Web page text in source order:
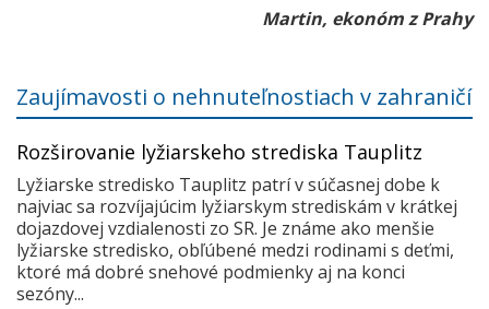
Martin, ekonóm z Prahy
Zaujímavosti o nehnuteľnostiach v zahraničí
Rozširovanie lyžiarskeho strediska Tauplitz
Lyžiarske stredisko Tauplitz patrí v súčasnej dobe k
najviac sa rozvíjajúcim lyžiarskym strediskám v krátkej
dojazdovej vzdialenosti zo SR. Je známe ako menšie
lyžiarske stredisko, obľúbené medzi rodinami s deťmi,
ktoré má dobré snehové podmienky aj na konci
sezóny...